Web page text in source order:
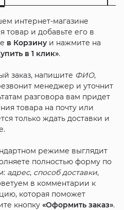
интернет-магазине
и добавьте его в
в Корзинуи нажмите на
в 1 клик».
заказ, напишите ФИО,
менеджер и уточнит
разговора вам придет
товара на почту или
только ждать доставки и
режиме выглядит
полностью форму по
адрес, способ доставки,
в комментарии к
которая поможет
кнопку «Оформить заказ».